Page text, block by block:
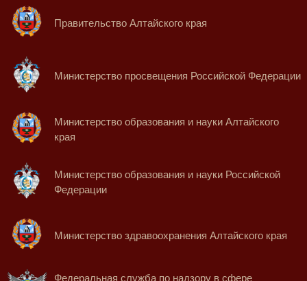
Правительство Алтайского края
Министерство просвещения Российской Федерации
Министерство образования и науки Алтайского
края
Министерство образования и науки Российской
Федерации
Министерство здравоохранения Алтайского края
Федеральная служба по надзору в сфере